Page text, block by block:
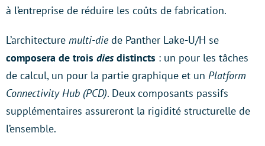
à l’entreprise de réduire les coûts de fabrication.
L’architecture multi-diede Panther Lake-U/H se
composera de trois dies distincts : un pour les tâches
de calcul, un pour la partie graphique et un Platform
Connectivity Hub (PCD). Deux composants passifs
supplémentaires assureront la rigidité structurelle de
l’ensemble.